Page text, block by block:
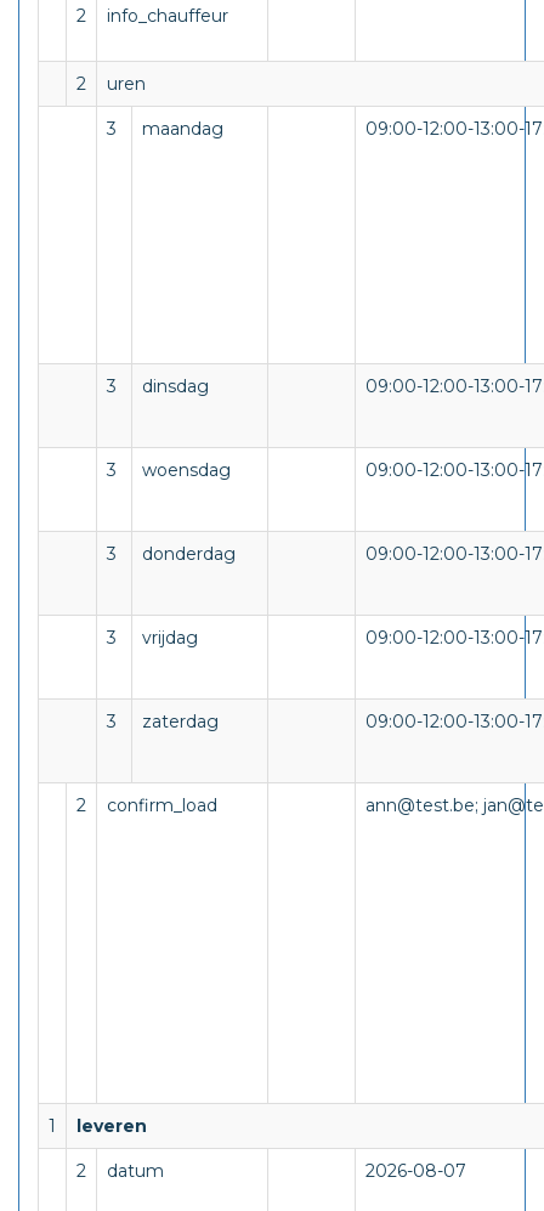
2 info_chauffeur
2 uren
3 maandag 09:00-12:00-13:00-
3 dinsdag 09:00-12:00-13:00-
3 woensdag 09:00-12:00-13:00-
3 donderdag 09:00-12:00-13:00-
3 vrijdag 09:00-12:00-13:00-
3 zaterdag 09:00-12:00-13:00-
2 confirm_load ann@test.be;
1 leveren
2 datum 2026-08-07